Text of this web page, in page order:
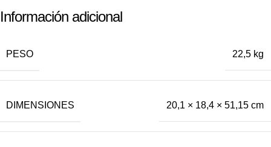
Información adicional
PESO 22,5 kg
DIMENSIONES 20,1 × 18,4 × 51,15 cm